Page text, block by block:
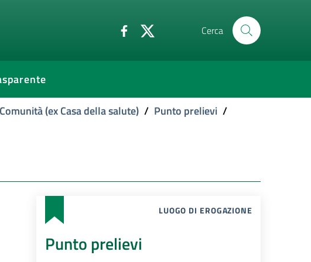
Cerca
(ex Casa della salute) / Punto prelievi /
LUOGO DI EROGAZIONE
Punto prelievi